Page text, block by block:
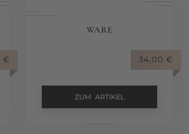
€
WARE
34,00 €
ZUM ARTIKEL